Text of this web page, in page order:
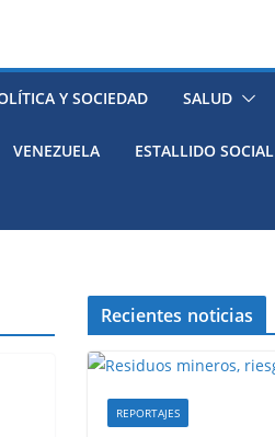
Y SOCIEDAD SALUD
VENEZUELA ESTALLIDO SOCIAL
Recientes noticias
REPORTAJES